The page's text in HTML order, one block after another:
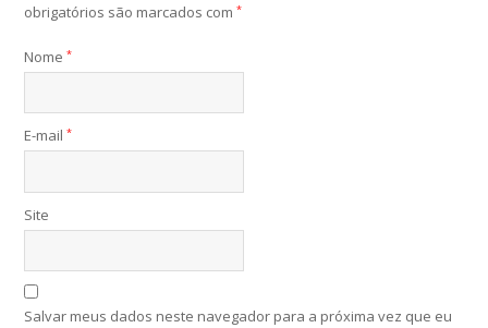
obrigatórios são marcados com*
Nome*
E-mail*
Site
Salvar meus dados neste navegador para a próxima vez que eu